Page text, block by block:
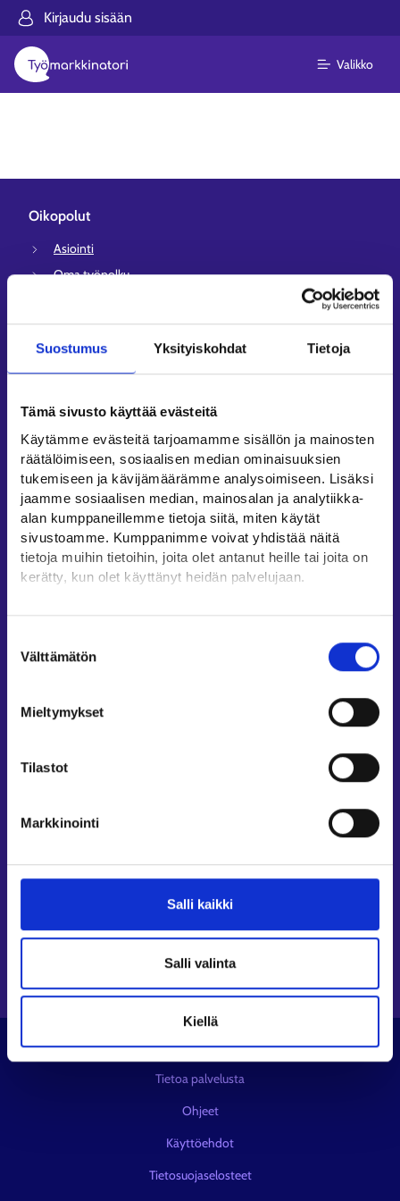
Suostumus Yksityiskohdat Tietoja
Tämä sivusto käyttää evästeitä
Käytämme evästeitä tarjoamamme sisällön ja mainosten
räätälöimiseen, sosiaalisen median ominaisuuksien
tukemiseen ja kävijämäärämme analysoimiseen. Lisäksi
jaamme sosiaalisen median, mainosalan ja analytiikka-
alan kumppaneillemme tietoja siitä, miten käytät
sivustoamme. Kumppanimme voivat yhdistää näitä
tietoja muihin tietoihin, joita olet antanut heille tai joita on
kerätty, kun olet käyttänyt heidän palvelujaan.
Löydät tietoa evästeiden käyttötarkoituksista
Lue tarkemmin
valinta
Välttämätön
Mieltymykset
Tilastot
Markkinointi
Salli kaikki
Salli valinta
Kiellä
Kirjaudu sisään
Valikko
Oikopolut
Asiointi
Oma työpolku
Avoimet työpaikat
Tietoa muilla kielillä
Työllisyysalueiden yhteystiedot
Sähköisen asioinnin tuki
Työttömyysturvaneuvonta
Yritys- ja työnantaja-asiakkaan neuvontapalvelut
Asiointi- ja Oma työpolku -osioiden ohjeet
Tuki ja palaute
Työ- ja elinkeinoministeriö⁠
Osaamispolku⁠
Seuraa meitä
LinkedIn⁠
Youtube⁠
© KEHA-keskus
Tietoa palvelusta
Ohjeet
Käyttöehdot
Tietosuojaselosteet